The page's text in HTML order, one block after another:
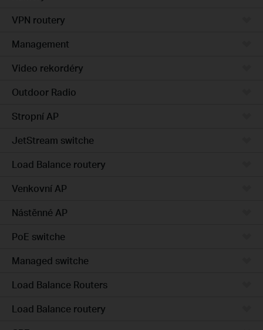
VPN routery
Management
Video rekordéry
Outdoor Radio
Stropní AP
JetStream switche
Load Balance routery
Venkovní AP
Nástěnné AP
PoE switche
Managed switche
Load Balance Routers
Load Balance routery